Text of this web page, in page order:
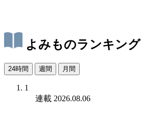
よみものランキング
24時間 週間 月間
1
連載 2026.08.06